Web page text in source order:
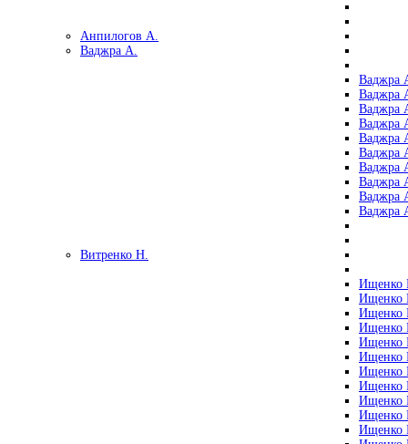
Анпилогов А.
Ваджра А.
Ваджра
Ваджра
Ваджра
Ваджра
Ваджра
Ваджра
Ваджра
Ваджра
Ваджра
Ваджра
Витренко Н.
Ищенко
Ищенко
Ищенко
Ищенко
Ищенко
Ищенко
Ищенко
Ищенко
Ищенко
Ищенко
Ищенко